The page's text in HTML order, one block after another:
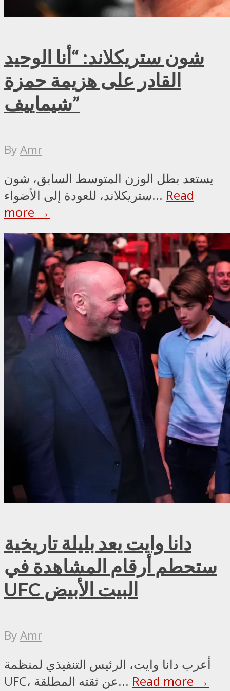
شون ستريكلاند: “أنا الوحيد
القادر على هزيمة حمزة
شيماييف”
ByAmr
يستعد بطل الوزن المتوسط السابق، شون
ستريكلاند، للعودة إلى الأضواء... Read
more →
دانا وايت يعد بليلة تاريخية
ستحطم أرقام المشاهدة في
UFC البيت الأبيض
ByAmr
أعرب دانا وايت، الرئيس التنفيذي لمنظمة
UFC، عن ثقته المطلقة... Read more →